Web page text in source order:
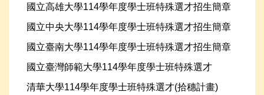
國立高雄大學114學年度學士班特殊選才招生簡章
國立中央大學114學年度學士班特殊選才招生簡章
國立臺南大學114學年度學士班特殊選才招生簡章
國立臺灣師範大學114學年度學士班特殊選才
清華大學114學年度學士班特殊選才(拾穗計畫)